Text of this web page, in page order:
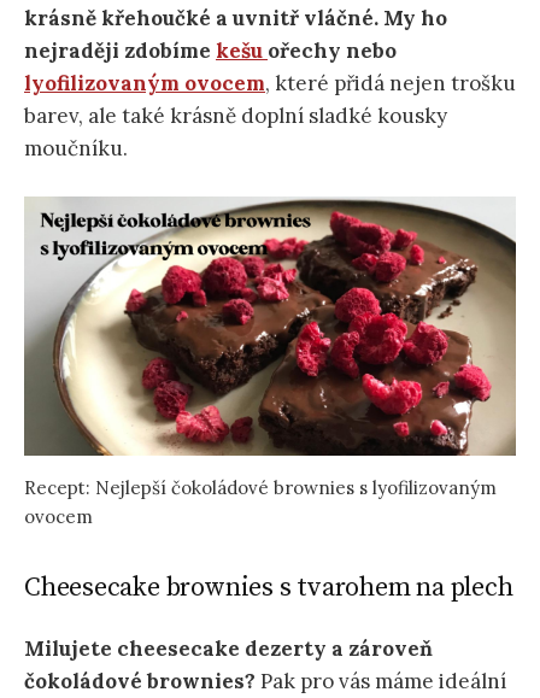
krásně křehoučké a uvnitř vláčné. My ho
nejraději zdobíme kešu ořechy nebo
lyofilizovaným ovocem, které přidá nejen trošku
barev, ale také krásně doplní sladké kousky
moučníku.
Recept: Nejlepší čokoládové brownies s lyofilizovaným
ovocem
Cheesecake brownies s tvarohem na plech
Milujete cheesecake dezerty a zároveň
čokoládové brownies? Pak pro vás máme ideální